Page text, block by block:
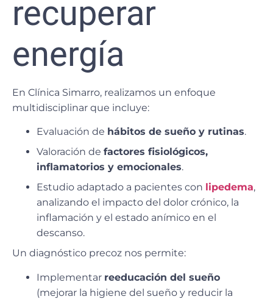
recuperar
energía
En Clínica Simarro, realizamos un enfoque
multidisciplinar que incluye:
Evaluación de hábitos de sueño y rutinas.
Valoración de factores fisiológicos,
inflamatorios y emocionales.
Estudio adaptado a pacientes con lipedema,
analizando el impacto del dolor crónico, la
inflamación y el estado anímico en el
descanso.
Un diagnóstico precoz nos permite:
Implementar reeducación del sueño
(mejorar la higiene del sueño y reducir la